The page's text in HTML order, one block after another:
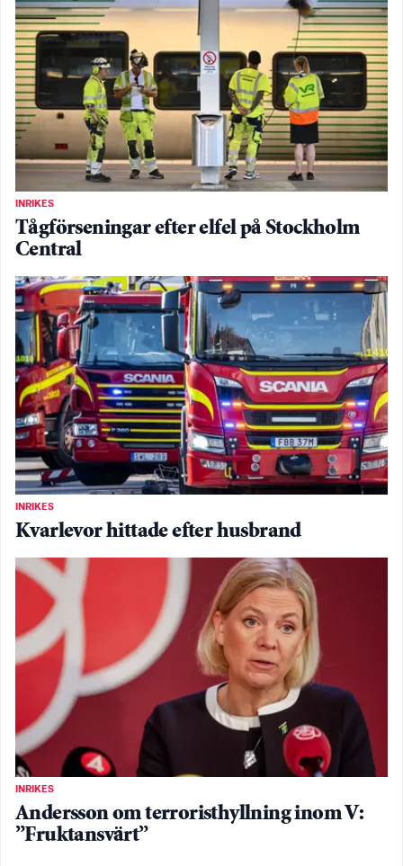
INRIKES
Tågförseningar efter elfel på Stockholm
Central
INRIKES
Kvarlevor hittade efter husbrand
INRIKES
Andersson om terroristhyllning inom V:
”Fruktansvärt”